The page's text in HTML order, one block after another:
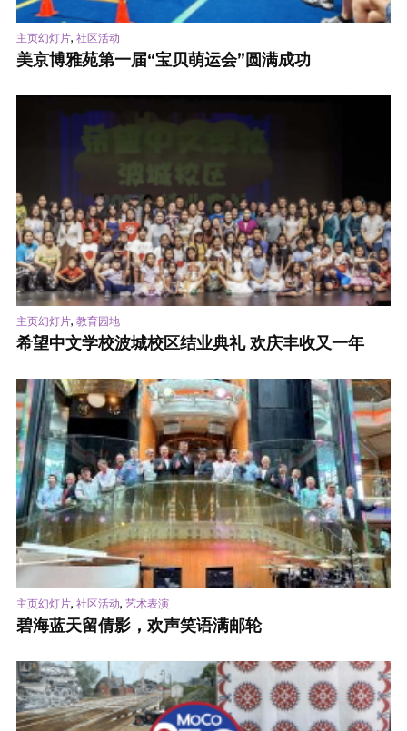
主页幻灯片, 社区活动
美京博雅苑第一届“宝贝萌运会”圆满成功
主页幻灯片, 教育园地
希望中文学校波城校区结业典礼 欢庆丰收又一年
主页幻灯片, 社区活动, 艺术表演
碧海蓝天留倩影，欢声笑语满邮轮